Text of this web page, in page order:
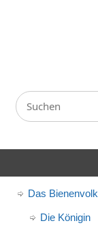
Das Bienenvolk
Die Königin